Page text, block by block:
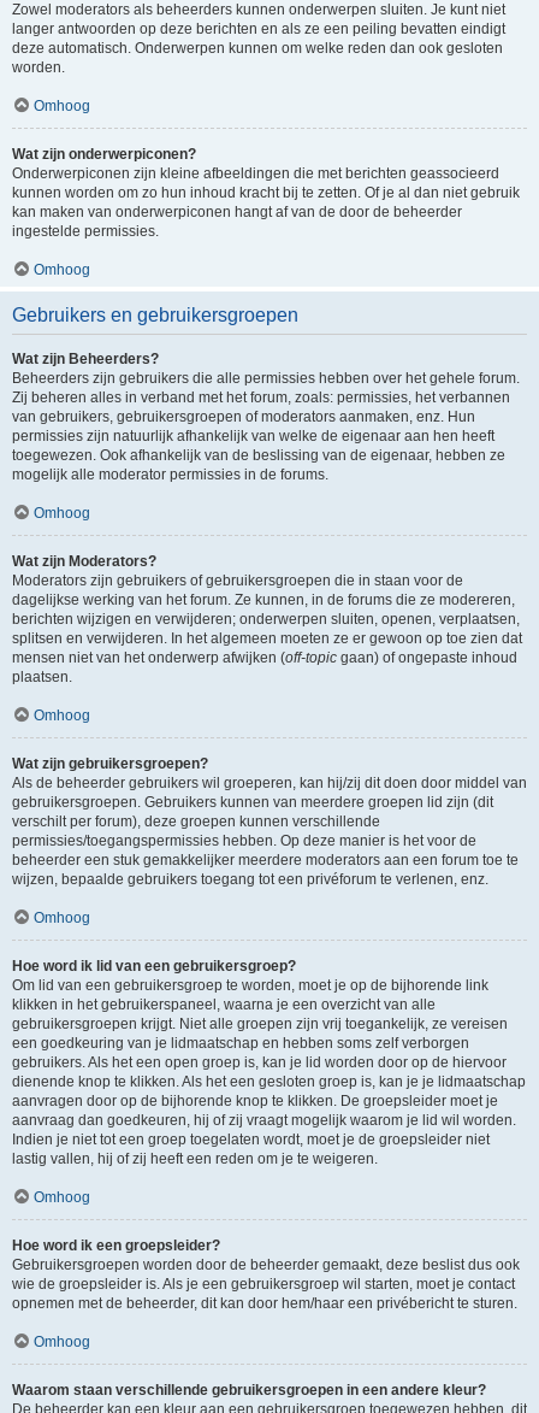
Zowel moderators als beheerders kunnen onderwerpen sluiten. Je kunt niet
langer antwoorden op deze berichten en als ze een peiling bevatten eindigt
deze automatisch. Onderwerpen kunnen om welke reden dan ook gesloten
worden.
Omhoog
Wat zijn onderwerpiconen?
Onderwerpiconen zijn kleine afbeeldingen die met berichten geassocieerd
kunnen worden om zo hun inhoud kracht bij te zetten. Of je al dan niet gebruik
kan maken van onderwerpiconen hangt af van de door de beheerder
ingestelde permissies.
Omhoog
Gebruikers en gebruikersgroepen
Wat zijn Beheerders?
Beheerders zijn gebruikers die alle permissies hebben over het gehele forum.
Zij beheren alles in verband met het forum, zoals: permissies, het verbannen
van gebruikers, gebruikersgroepen of moderators aanmaken, enz. Hun
permissies zijn natuurlijk afhankelijk van welke de eigenaar aan hen heeft
toegewezen. Ook afhankelijk van de beslissing van de eigenaar, hebben ze
mogelijk alle moderator permissies in de forums.
Omhoog
Wat zijn Moderators?
Moderators zijn gebruikers of gebruikersgroepen die in staan voor de
dagelijkse werking van het forum. Ze kunnen, in de forums die ze modereren,
berichten wijzigen en verwijderen; onderwerpen sluiten, openen, verplaatsen,
splitsen en verwijderen. In het algemeen moeten ze er gewoon op toe zien dat
mensen niet van het onderwerp afwijken (off-topic gaan) of ongepaste inhoud
plaatsen.
Omhoog
Wat zijn gebruikersgroepen?
Als de beheerder gebruikers wil groeperen, kan hij/zij dit doen door middel van
gebruikersgroepen. Gebruikers kunnen van meerdere groepen lid zijn (dit
verschilt per forum), deze groepen kunnen verschillende
permissies/toegangspermissies hebben. Op deze manier is het voor de
beheerder een stuk gemakkelijker meerdere moderators aan een forum toe te
wijzen, bepaalde gebruikers toegang tot een privéforum te verlenen, enz.
Omhoog
Hoe word ik lid van een gebruikersgroep?
Om lid van een gebruikersgroep te worden, moet je op de bijhorende link
klikken in het gebruikerspaneel, waarna je een overzicht van alle
gebruikersgroepen krijgt. Niet alle groepen zijn vrij toegankelijk, ze vereisen
een goedkeuring van je lidmaatschap en hebben soms zelf verborgen
gebruikers. Als het een open groep is, kan je lid worden door op de hiervoor
dienende knop te klikken. Als het een gesloten groep is, kan je je lidmaatschap
aanvragen door op de bijhorende knop te klikken. De groepsleider moet je
aanvraag dan goedkeuren, hij of zij vraagt mogelijk waarom je lid wil worden.
Indien je niet tot een groep toegelaten wordt, moet je de groepsleider niet
lastig vallen, hij of zij heeft een reden om je te weigeren.
Omhoog
Hoe word ik een groepsleider?
Gebruikersgroepen worden door de beheerder gemaakt, deze beslist dus ook
wie de groepsleider is. Als je een gebruikersgroep wil starten, moet je contact
opnemen met de beheerder, dit kan door hem/haar een privébericht te sturen.
Omhoog
Waarom staan verschillende gebruikersgroepen in een andere kleur?
De beheerder kan een kleur aan een gebruikersgroep toegewezen hebben, dit